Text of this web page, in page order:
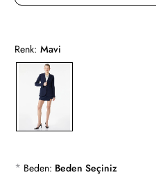
Renk: Mavi
* Beden: Beden Seçiniz